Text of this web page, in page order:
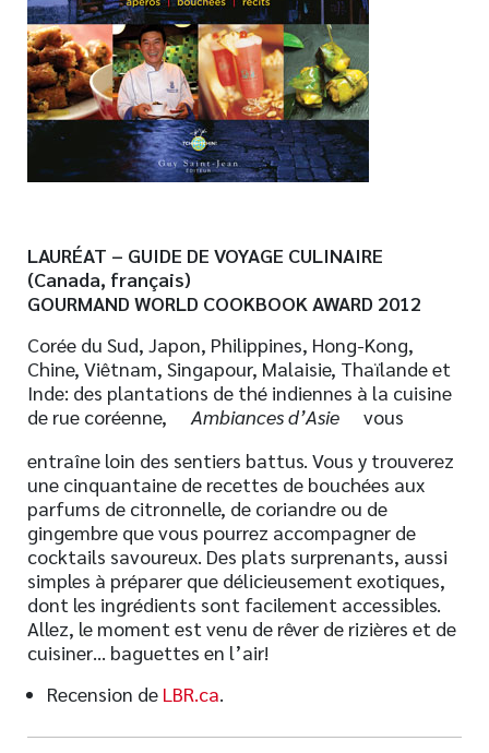
Nouveautés
Numérique
Livres audio
Meilleurs vendeurs
Page vedette
À PROPOS
CONTACT
LAURÉAT – GUIDE DE VOYAGE CULINAIRE
(Canada, français)
GOURMAND WORLD COOKBOOK AWARD 2012
Corée du Sud, Japon, Philippines, Hong-Kong,
Chine, Viêtnam, Singapour, Malaisie, Thaïlande et
Inde: des plantations de thé indiennes à la cuisine
de rue coréenne,
Ambiances d’Asie
vous
entraîne loin des sentiers battus. Vous y trouverez
une cinquantaine de recettes de bouchées aux
parfums de citronnelle, de coriandre ou de
gingembre que vous pourrez accompagner de
cocktails savoureux. Des plats surprenants, aussi
simples à préparer que délicieusement exotiques,
dont les ingrédients sont facilement accessibles.
Allez, le moment est venu de rêver de rizières et de
cuisiner… baguettes en l’air!
Recension de LBR.ca.